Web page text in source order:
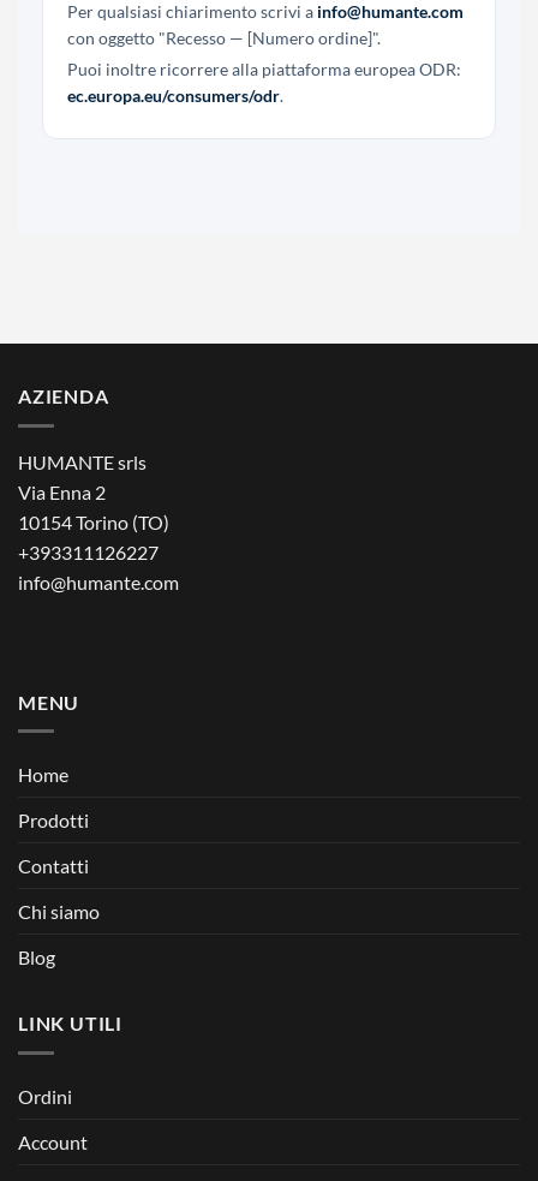
Per qualsiasi chiarimento scrivi a info@humante.com
con oggetto "Recesso — [Numero ordine]".
Puoi inoltre ricorrere alla piattaforma europea ODR:
ec.europa.eu/consumers/odr.
AZIENDA
HUMANTE srls
Via Enna 2
10154 Torino (TO)
+393311126227
info@humante.com
MENU
Home
Prodotti
Contatti
Chi siamo
Blog
LINK UTILI
Ordini
Account